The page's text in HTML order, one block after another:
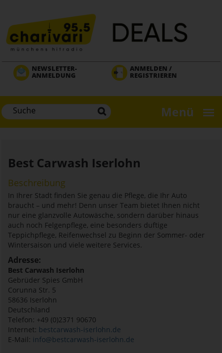
Inhalt
NEWSLETTER-
ANMELDUNG
ANMELDEN /
REGISTRIEREN
Menü
Best Carwash Iserlohn
Beschreibung
In Ihrer Stadt finden Sie genau die Pflege, die Ihr Auto
braucht – und mehr! Denn unser Team bietet Ihnen nicht
nur eine glanzvolle Autowäsche, sondern darüber hinaus
auch noch Felgenpflege, eine besonders duftige
Teppichpflege, Reifenwechsel zu Beginn der Sommer- oder
Wintersaison und viele weitere Services.
Adresse:
Best Carwash Iserlohn
Gebrüder Spies GmbH
Corunna Str. 5
58636 Iserlohn
Deutschland
Telefon: +49 (0)2371 90670
Internet: bestcarwash-iserlohn.de
E-Mail: info@bestcarwash-iserlohn.de